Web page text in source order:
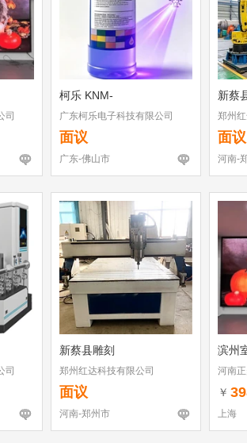
司
柯乐 KNM‑
广东柯乐电子科技有限公司
面议
广东-佛山市
新蔡
郑州
面议
河南-
司
新蔡县雕刻
郑州红达科技有限公司
面议
河南-郑州市
滨州
河南
￥
上海